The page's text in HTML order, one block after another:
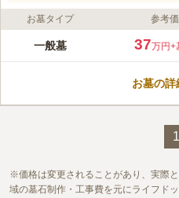
お墓タイプ 参考
一般墓 37万円+
お墓の詳
1
価格は変更されることがあり、実際
域の墓石制作・工事費を元にライフド